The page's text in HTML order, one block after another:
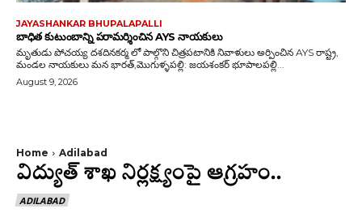
JAYASHANKAR BHUPALAPALLI
బాధిత కుటుంబాన్ని పరామర్శించిన AYS నాయకులు
మృతుడు పోచయ్య దశదినకర్మ లో పాల్గొని చిత్రపటానికి నివాళులు అర్పించిన AYS రాష్ట్ర,
మండల నాయకులు మన భారత్,మొగుళ్ళపల్లి: జయశంకర్ భూపాలపల్లి...
August 9, 2026